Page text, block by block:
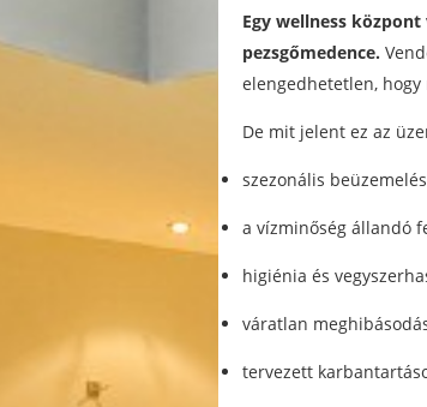
Egy wellness
pezsgőmedence.
elengedhetetlen,
De mit jelent ez az
szezonális
a vízminőség állandó
higiénia és
váratlan
tervezett